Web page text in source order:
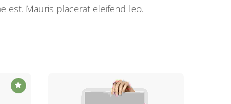
est. Mauris placerat eleifend leo.